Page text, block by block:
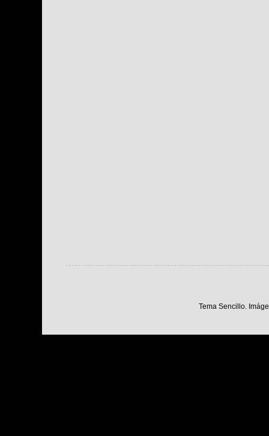
Tema Sencillo.